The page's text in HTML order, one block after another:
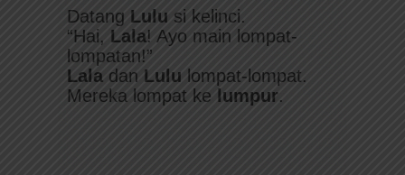
Datang Lulu si kelinci.
“Hai, Lala! Ayo main lompat-
lompatan!”
Lala dan Lulu lompat-lompat.
Mereka lompat ke
lumpur.